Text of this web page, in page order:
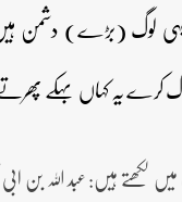
لوگ (بڑے) دشمن
کرے یہ کہاں بہکے
لکھتے ہیں: عبد اللہ بن